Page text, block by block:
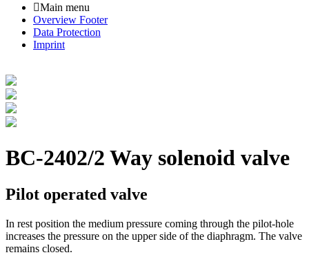
Main menu
Overview Footer
Data Protection
Imprint
BC-2402/2 Way solenoid valve
Pilot operated valve
In rest position the medium pressure coming through the pilot-hole
increases the pressure on the upper side of the diaphragm. The valve
remains closed.